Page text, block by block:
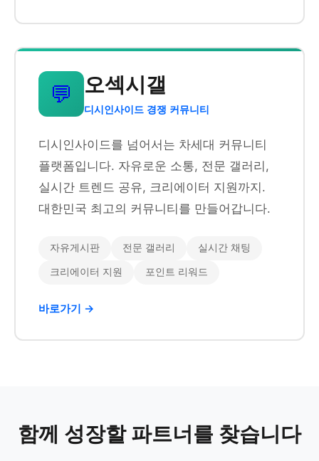
💬 오섹시갤
디시인사이드 경쟁 커뮤니티
디시인사이드를 넘어서는 차세대 커뮤니티
플랫폼입니다. 자유로운 소통, 전문 갤러리,
실시간 트렌드 공유, 크리에이터 지원까지.
대한민국 최고의 커뮤니티를 만들어갑니다.
자유게시판 전문 갤러리 실시간 채팅
크리에이터 지원 포인트 리워드
바로가기 →
함께 성장할 파트너를 찾습니다